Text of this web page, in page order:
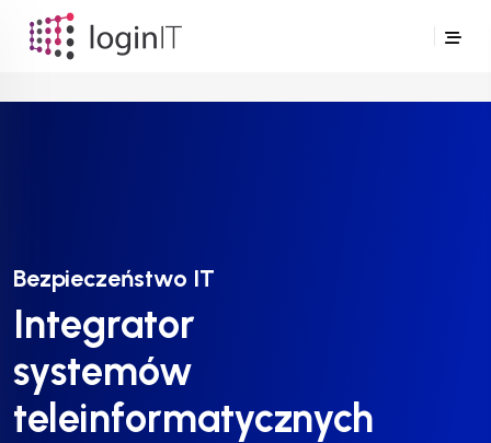
Bezpieczeństwo IT
Integrator
systemów
teleinformatycznych
Bezpieczeństwo IT
Integrator
systemów
teleinformatycznych